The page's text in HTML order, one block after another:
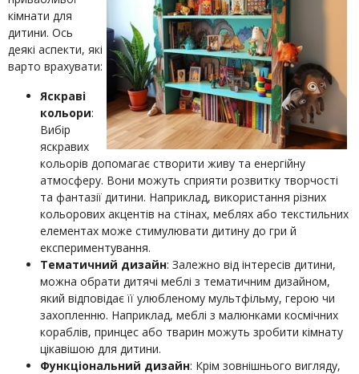
кімнати для
дитини. Ось
деякі аспекти, які
варто врахувати:
Яскраві
кольори:
Вибір
яскравих
кольорів допомагає створити живу та енергійну
атмосферу. Вони можуть сприяти розвитку творчості
та фантазії дитини. Наприклад, використання різних
кольорових акцентів на стінах, меблях або текстильних
елементах може стимулювати дитину до гри й
експериментування.
Тематичний дизайн: Залежно від інтересів дитини,
можна обрати дитячі меблі з тематичним дизайном,
який відповідає її улюбленому мультфільму, герою чи
захопленню. Наприклад, меблі з малюнками космічних
кораблів, принцес або тварин можуть зробити кімнату
цікавішою для дитини.
Функціональний дизайн: Крім зовнішнього вигляду,